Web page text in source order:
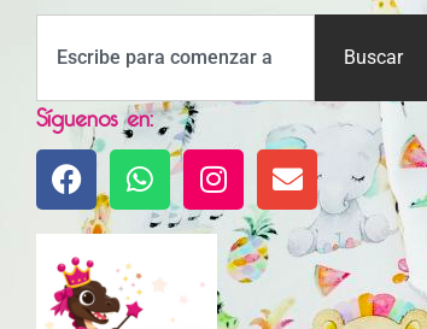
Buscar
Síguenos en: